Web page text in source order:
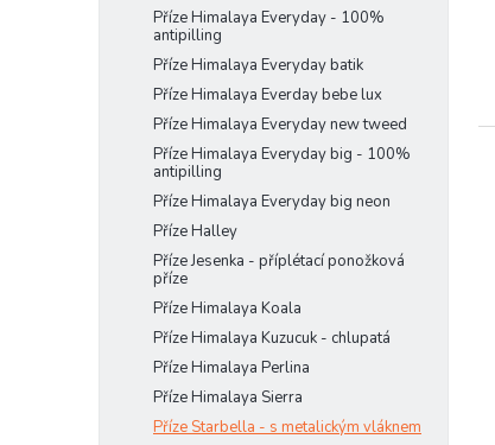
Příze Himalaya Everyday - 100%
antipilling
Příze Himalaya Everyday batik
Příze Himalaya Everday bebe lux
Příze Himalaya Everyday new tweed
Příze Himalaya Everyday big - 100%
antipilling
Příze Himalaya Everyday big neon
Příze Halley
Příze Jesenka - příplétací ponožková
příze
Příze Himalaya Koala
Příze Himalaya Kuzucuk - chlupatá
Příze Himalaya Perlina
Příze Himalaya Sierra
Příze Starbella - s metalickým vláknem